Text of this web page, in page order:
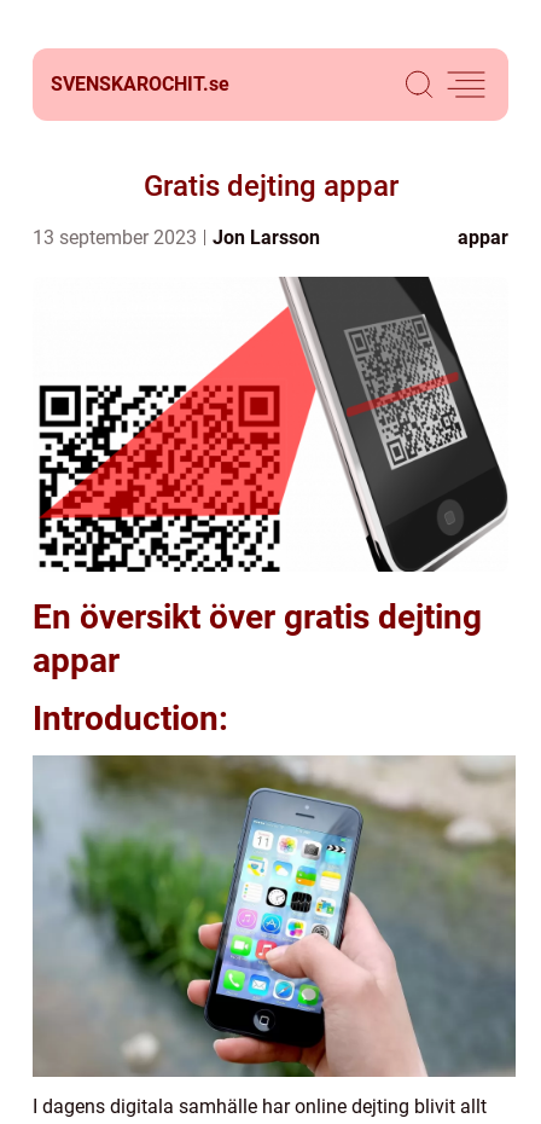
SVENSKAROCHIT.se
Gratis dejting appar
13 september 2023 Jon Larsson appar
En översikt över gratis dejting
appar
Introduction:
I dagens digitala samhälle har online dejting blivit allt